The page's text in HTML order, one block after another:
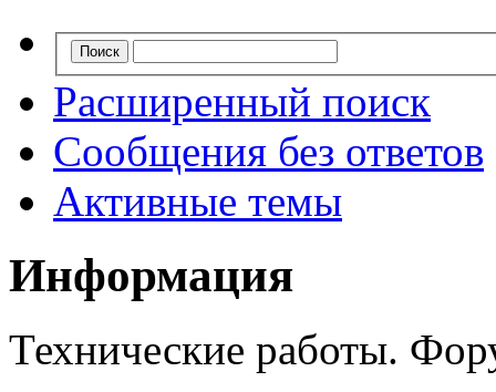
Расширенный поиск
Сообщения без ответов
Активные темы
Информация
Технические работы.